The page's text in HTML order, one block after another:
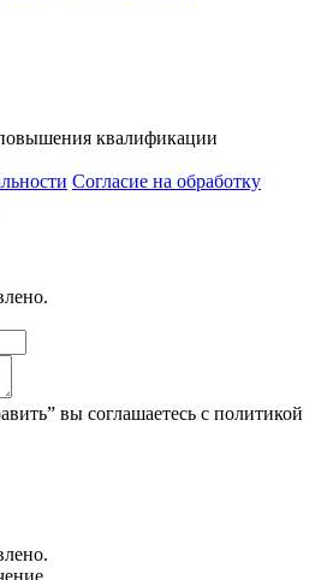
квалификации
Согласие на обработку
вы соглашаетесь с политикой